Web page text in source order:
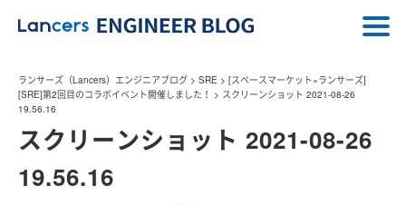
ランサーズ（Lancers）エンジニアブログ > SRE > [スペースマーケット×ランサーズ]
[SRE]第2回目のコラボイベント開催しました！ > スクリーンショット 2021-08-26
19.56.16
スクリーンショット 2021-08-26
19.56.16